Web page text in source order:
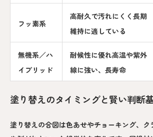
フッ素系
高耐久で汚れにくく長期
維持に適している
無機系／ハ
イブリッド
耐候性に優れ高温や紫外
線に強い、長寿命
塗り替えのタイミングと賢い判断
塗り替えの合図は色あせやチョーキング、ク